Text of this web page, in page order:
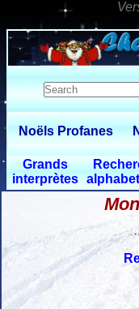
0
Noëls Profanes
Grands
interprètes